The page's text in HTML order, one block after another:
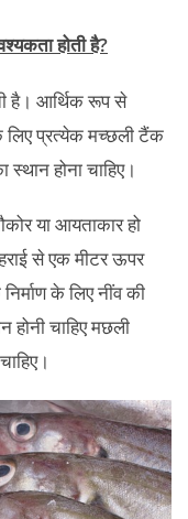
होती है?
है। आर्थिक रूप से
लिए प्रत्येक मच्छली टैंक
होना चाहिए।
या आयताकार हो
से एक मीटर ऊपर
के लिए नींव की
होनी चाहिए मछली